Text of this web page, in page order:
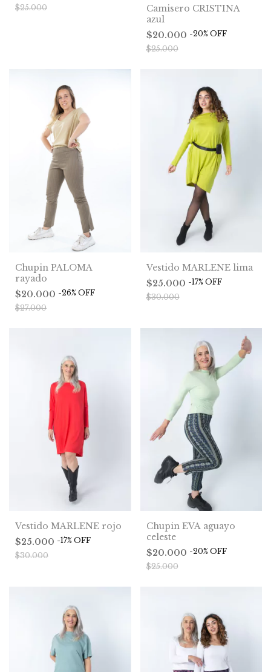
$25.000
Camisero CRISTINA
azul
$20.000 -20% OFF
$25.000
Chupin PALOMA
rayado
$20.000 -26% OFF
$27.000
Vestido MARLENE lima
$25.000 -17% OFF
$30.000
Vestido MARLENE rojo
$25.000 -17% OFF
$30.000
Chupin EVA aguayo
celeste
$20.000 -20% OFF
$25.000